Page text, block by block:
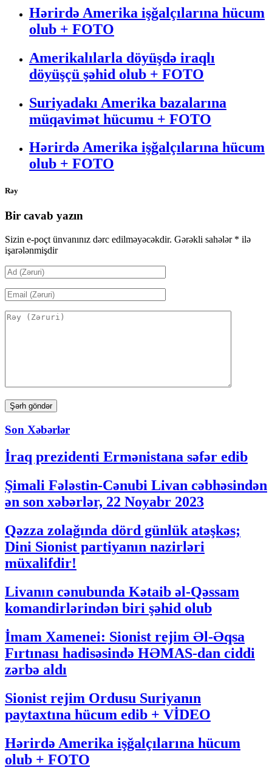
Hərirdə Amerika işğalçılarına hücum
olub + FOTO
Amerikalılarla döyüşdə iraqlı
döyüşçü şəhid olub + FOTO
Suriyadakı Amerika bazalarına
müqavimət hücumu + FOTO
Hərirdə Amerika işğalçılarına hücum
olub + FOTO
Rəy
Bir cavab yazın
Sizin e-poçt ünvanınız dərc edilməyəcəkdir. Gərəkli sahələr * ilə
işarələnmişdir
Son Xəbərlər
İraq prezidenti Ermənistana səfər edib
Şimali Fələstin-Cənubi Livan cəbhəsindən
ən son xəbərlər, 22 Noyabr 2023
Qəzza zolağında dörd günlük atəşkəs;
Dini Sionist partiyanın nazirləri
müxalifdir!
Livanın cənubunda Kətaib əl-Qəssam
komandirlərindən biri şəhid olub
İmam Xamenei: Sionist rejim Əl-Əqsa
Fırtınası hadisəsində HƏMAS-dan ciddi
zərbə aldı
Sionist rejim Ordusu Suriyanın
paytaxtına hücum edib + VİDEO
Hərirdə Amerika işğalçılarına hücum
olub + FOTO